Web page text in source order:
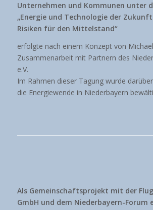
Unternehmen und Kommunen unter
„Energie und Technologie der
Risiken für den Mittelstand“
erfolgte nach einem Konzept von
Zusammenarbeit mit Partnern des
e.V.
Im Rahmen dieser Tagung wurde
die Energiewende in Niederbayern
Als Gemeinschaftsprojekt mit der
GmbH und dem Niederbayern-Forum